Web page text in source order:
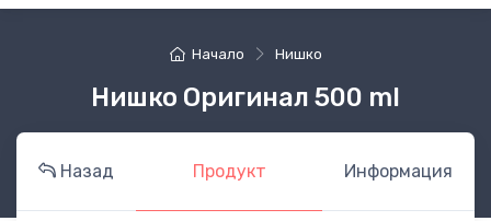
Начало Нишко
Нишко Оригинал 500 ml
Назад Продукт Информация